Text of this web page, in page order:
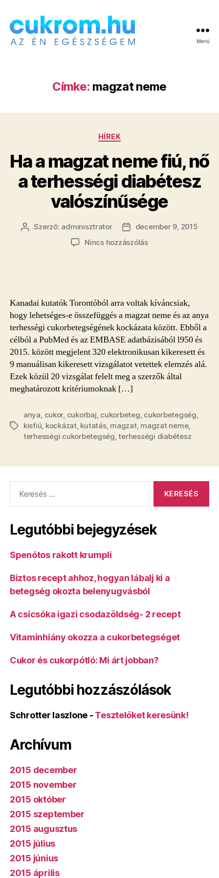
Menü
Címke: magzat neme
Kategóriák
HÍREK
Ha a magzat neme fiú, nő
a terhességi diabétesz
valószínűsége
Bejegyzés
Szerző: adminisztrator
Bejegyzés
dátuma
december 9, 2015
Nincs hozzászólása(z)
nő
a
terhességi
diabétesz
valószínűsége
bejegyzéshez
Kanadai kutatók Torontóból arra voltak kíváncsiak,
hogy lehetséges-e összefüggés a magzat neme és az anya
terhességi cukorbetegségének kockázata között. Ebből a
célból a PubMed és az EMBASE adatbázisából l950 és
2015. között megjelent 320 elektronikusan kikeresett és
9 manuálisan kikeresett vizsgálatot vetettek elemzés alá.
Ezek közül 20 vizsgálat felelt meg a szerzők által
meghatározott kritériumoknak […]
Címkék
anya cukor, cukorbaj cukorbeteg cukorbetegség
kisfiú kockázat, kutatás, magzat, magzat neme,
terhességi cukorbetegség ,terhességi diabétesz
Legutóbbi bejegyzések
Spenótos rakott krumpli
Biztos recept ahhoz, hogyan lábalj ki a
betegség okozta belenyugvásból
A csicsóka igazi csodazöldség- 2 recept
Vitaminhiány okozza a cukorbetegséget
Cukor és cukorpótló: Mi árt jobban?
Legutóbbi hozzászólások
Schrotter laszlone - Tesztelőket keresünk!
Archívum
2015 december
2015 november
2015 október
2015 szeptember
2015 augusztus
2015 július
2015 június
2015 április